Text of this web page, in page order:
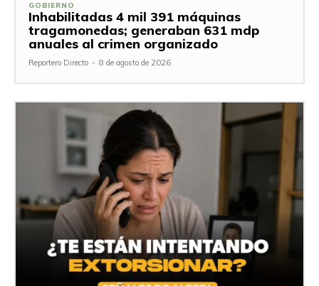
GOBIERNO
Inhabilitadas 4 mil 391 máquinas
tragamonedas; generaban 631 mdp
anuales al crimen organizado
Reportero Directo - 8 de agosto de 2026